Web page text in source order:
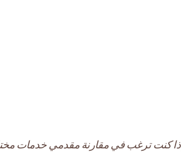
كنت ترغب في مقارنة مقدمي خدمات